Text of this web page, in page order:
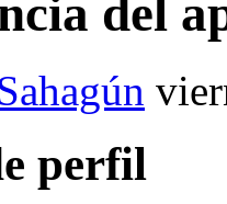
del
perfil